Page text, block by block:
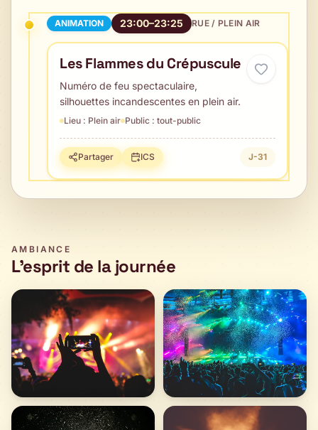
ANIMATION 23:00–23:25 RUE / PLEIN AIR
Les Flammes du Crépuscule
Numéro de feu spectaculaire,
silhouettes incandescentes en plein air.
Lieu : Plein air Public : tout-public
Partager ICS J-31
AMBIANCE
L'esprit de la journée